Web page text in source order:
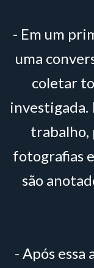
- Em um
uma
coletar
investigada.
trabalho,
fotografias
são
- Após essa